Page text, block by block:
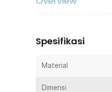
ideal untuk
konstruksi yang kokoh,
Spesifikasi
Material
Dimensi